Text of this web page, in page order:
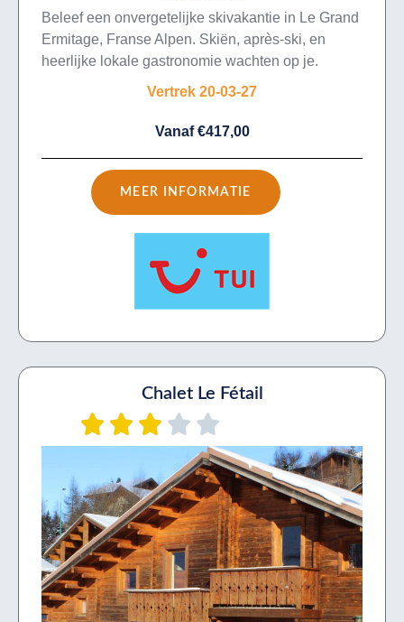
Beleef een onvergetelijke skivakantie in Le Grand
Ermitage, Franse Alpen. Skiën, après-ski, en
heerlijke lokale gastronomie wachten op je.
Vertrek 20-03-27
Vanaf €417,00
MEER INFORMATIE
Chalet Le Fétail